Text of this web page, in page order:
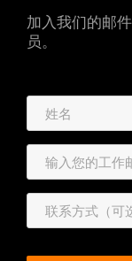
加入我们的邮
员。